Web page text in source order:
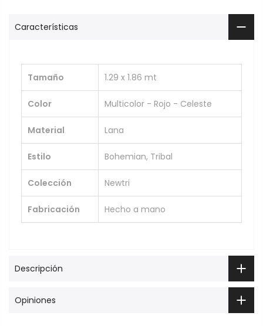
Características
Tamaño 1.29 x 1.86 mt
Color Multicolor - Rojo - Celeste
Material Lana
Estilo Bohemian, Tribal
Colección Newtri
Fabricación Hecho a mano
Descripción
Opiniones